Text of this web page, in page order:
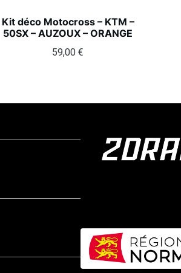
Kit déco Motocross – KTM –
50SX – AUZOUX – ORANGE
59,00€